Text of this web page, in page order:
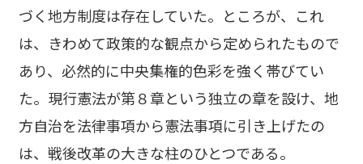
づく地方制度は存在していた。ところが、これ
は、きわめて政策的な観点から定められたもので
あり、必然的に中央集権的色彩を強く帯びてい
た。現行憲法が第８章という独立の章を設け、地
方自治を法律事項から憲法事項に引き上げたの
は、戦後改革の大きな柱のひとつである。